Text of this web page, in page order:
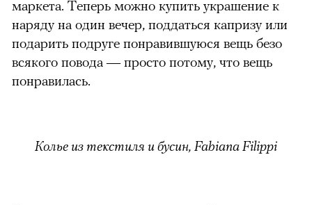
маркета. Теперь можно купить украшение к
наряду на один вечер, поддаться капризу или
подарить подруге понравившуюся вещь безо
всякого повода — просто потому, что вещь
понравилась.
Колье из текстиля и бусин, Fabiana Filippi